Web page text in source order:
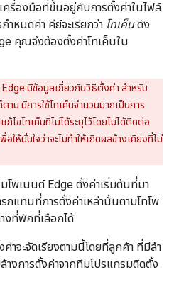
รื่องมือที่ขึ้นอยู่กับการตั้งค่าในไฟล์
ำหนดค่า คีย์จะเรียกว่า โทเค็นดัง
คุณจึงต้องตั้งค่าโทเค็นใน
Edge มีข้อมูลเกี่ยวกับวิธีตั้งค่า สำหรับ
ม มีการใช้โทเค็นจำนวนมากเป็นการ
ก้ไขโทเค็นที่ไม่ได้ระบุไว้โดยไม่ได้ติดต่อ
พื่อให้มั่นใจว่าจะไม่ทำให้เกิดผลข้างเคียงที่ไม่
โพเนนต์ Edge ตั้งค่าเริ่มต้นที่มา
ถแทนที่การตั้งค่าเหล่านั้นตามโทโพ
งที่พักที่เลือกได้
จะจัดเรียงตามนี้โดยที่ลูกค้า ที่มีลํา
งการตั้งค่าจากทีมโปรแกรมติดตั้ง